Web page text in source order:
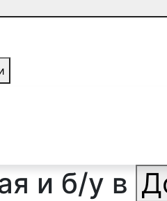
и б/у в